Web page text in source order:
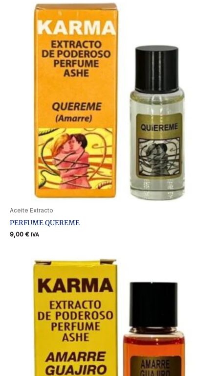
Aceite Extracto
PERFUME QUEREME
9,00 € IVA